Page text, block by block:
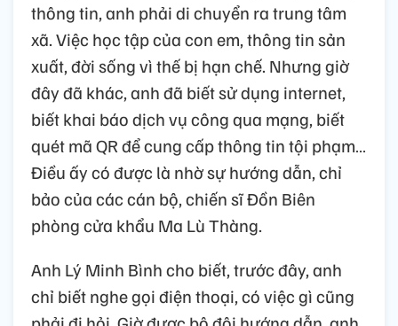
thông tin, anh phải di chuyển ra trung tâm
xã. Việc học tập của con em, thông tin sản
xuất, đời sống vì thế bị hạn chế. Nhưng giờ
đây đã khác, anh đã biết sử dụng internet,
biết khai báo dịch vụ công qua mạng, biết
quét mã QR để cung cấp thông tin tội phạm…
Điều ấy có được là nhờ sự hướng dẫn, chỉ
bảo của các cán bộ, chiến sĩ Đồn Biên
phòng cửa khẩu Ma Lù Thàng.
Anh Lý Minh Bình cho biết, trước đây, anh
chỉ biết nghe gọi điện thoại, có việc gì cũng